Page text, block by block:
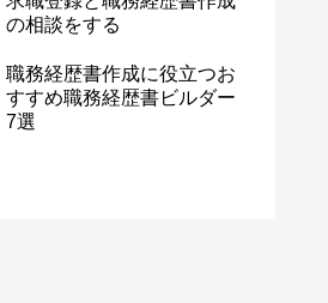
の相談をする
職務経歴書作成に役立つお
すすめ職務経歴書ビルダー
7選